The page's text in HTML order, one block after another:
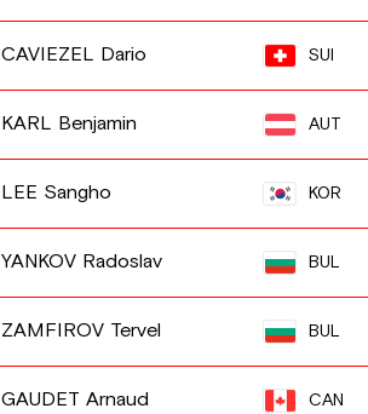
CAVIEZEL Dario SUI
KARL Benjamin AUT
LEE Sangho KOR
YANKOV Radoslav BUL
ZAMFIROV Tervel BUL
GAUDET Arnaud CAN